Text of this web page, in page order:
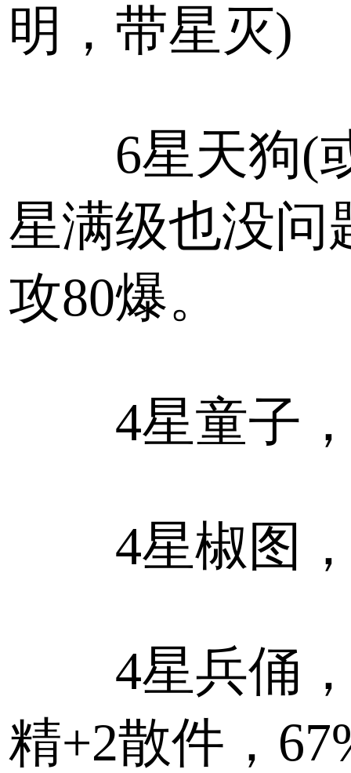
明，带星灭)
6星天狗(
星满级也没问
攻80爆。
4星童子，
4星椒图，
4星兵俑，
精+2散件，